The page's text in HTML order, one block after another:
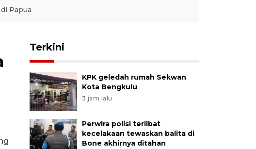
Papua
Terkini
KPK geledah rumah Sekwan
Kota Bengkulu
3 jam lalu
Perwira polisi terlibat
kecelakaan tewaskan balita di
Bone akhirnya ditahan